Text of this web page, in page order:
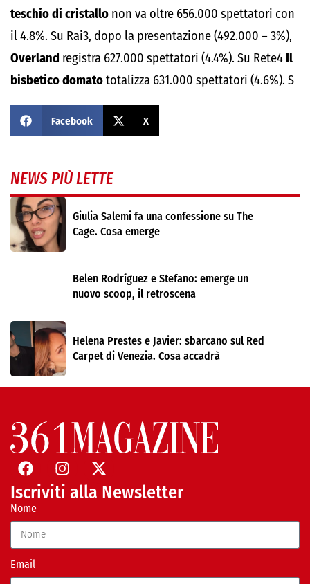
teschio di cristallo non va oltre 656.000 spettatori con
il 4.8%. Su Rai3, dopo la presentazione (492.000 – 3%),
Overland registra 627.000 spettatori (4.4%). Su Rete4 Il
bisbetico domatototalizza 631.000 spettatori (4.6%). S
Facebook X
NEWS PIÙ LETTE
Giulia Salemi fa una confessione su The
Cage. Cosa emerge
Belen Rodríguez e Stefano: emerge un
nuovo scoop, il retroscena
Helena Prestes e Javier: sbarcano sul Red
Carpet di Venezia. Cosa accadrà
Iscriviti alla Newsletter
Nome
Email